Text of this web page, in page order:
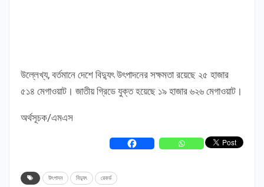
উল্লেখ্য, বর্তমানে দেশে বিদ্যুৎ উৎপাদনের সক্ষমতা রয়েছে ২৫ হাজার
৫১৪ মেগাওয়াট। জাতীয় গ্রিডে যুক্ত হয়েছে ১৯ হাজার ৬২৬ মেগাওয়াট।
অর্থসূচক/এমএস
উৎপাদন বিদ্যুৎ রেকর্ড